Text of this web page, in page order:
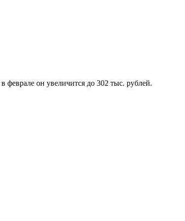
феврале он увеличится до 302 тыс. рублей.